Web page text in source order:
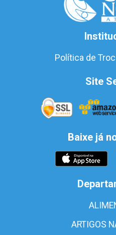
Política de
Site
Baixe já
ARTIGOS